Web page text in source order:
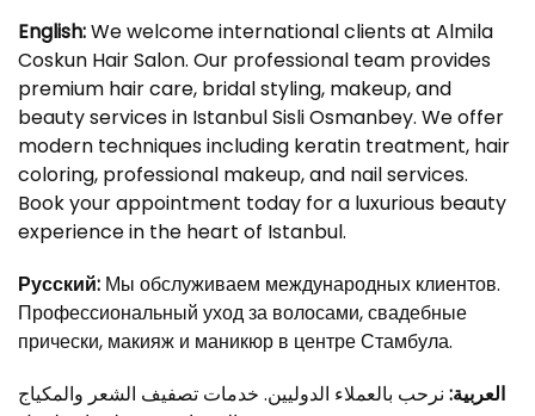
English:We welcome international clients at Almila
Coskun Hair Salon. Our professional team provides
premium hair care, bridal styling, makeup, and
beauty services in Istanbul Sisli Osmanbey. We offer
modern techniques including keratin treatment, hair
coloring, professional makeup, and nail services.
Book your appointment today for a luxurious beauty
experience in the heart of Istanbul.
Русский: Мы обслуживаем международных клиентов.
Профессиональный уход за волосами, свадебные
прически, макияж и маникюр в центре Стамбула.
العربية: نرحب بالعملاء الدوليين. خدمات تصفيف الشعر والمكياج